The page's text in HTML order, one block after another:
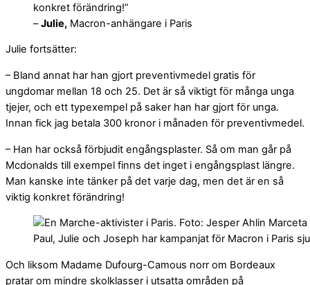
konkret förändring!”
–Julie, Macron-anhängare i Paris
Julie fortsätter:
– Bland annat har han gjort preventivmedel gratis för
ungdomar mellan 18 och 25. Det är så viktigt för många unga
tjejer, och ett typexempel på saker han har gjort för unga.
Innan fick jag betala 300 kronor i månaden för preventivmedel.
– Han har också förbjudit engångsplaster. Så om man går på
Mcdonalds till exempel finns det inget i engångsplast längre.
Man kanske inte tänker på det varje dag, men det är en så
viktig konkret förändring!
Paul, Julie och Joseph har kampanjat för Macron i Paris
Och liksom Madame Dufourg-Camous norr om Bordeaux
pratar om mindre skolklasser i utsatta områden på